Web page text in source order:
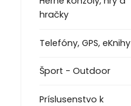
hračky
Telefóny, GPS, eKnihy
Šport - Outdoor
Príslusenstvo k